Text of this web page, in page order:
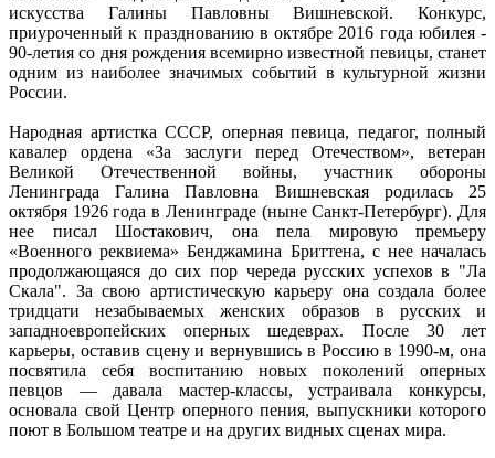
искусства Галины Павловны Вишневской. Конкурс,
приуроченный к празднованию в октябре 2016 года юбилея -
90-летия со дня рождения всемирно известной певицы, станет
одним из наиболее значимых событий в культурной жизни
России.
Народная артистка СССР, оперная певица, педагог, полный
кавалер ордена «За заслуги перед Отечеством», ветеран
Великой Отечественной войны, участник обороны
Ленинграда Галина Павловна Вишневская родилась 25
октября 1926 года в Ленинграде (ныне Санкт-Петербург). Для
нее писал Шостакович, она пела мировую премьеру
«Военного реквиема» Бенджамина Бриттена, с нее началась
продолжающаяся до сих пор череда русских успехов в "Ла
Скала". За свою артистическую карьеру она создала более
тридцати незабываемых женских образов в русских и
западноевропейских оперных шедеврах. После 30 лет
карьеры, оставив сцену и вернувшись в Россию в 1990-м, она
посвятила себя воспитанию новых поколений оперных
певцов — давала мастер-классы, устраивала конкурсы,
основала свой Центр оперного пения, выпускники которого
поют в Большом театре и на других видных сценах мира.